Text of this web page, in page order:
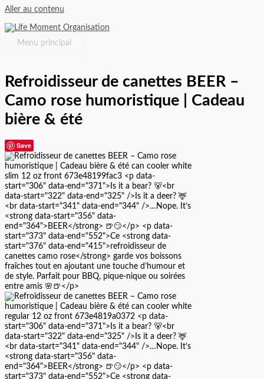
Aller au contenu
Menu principal
Refroidisseur de canettes BEER –
Camo rose humoristique | Cadeau
bière & été
Save